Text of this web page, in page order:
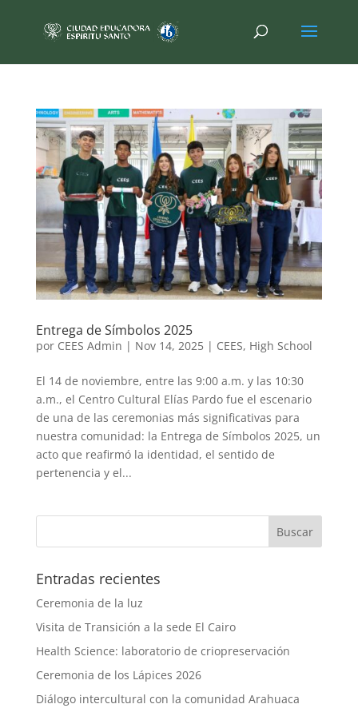
Entrega de Símbolos 2025
por CEES Admin | Nov 14, 2025| CEES, High School
El 14 de noviembre, entre las 9:00 a.m. y las 10:30
a.m., el Centro Cultural Elías Pardo fue el escenario
de una de las ceremonias más significativas para
nuestra comunidad: la Entrega de Símbolos 2025, un
acto que reafirmó la identidad, el sentido de
pertenencia y el...
Entradas recientes
Ceremonia de la luz
Visita de Transición a la sede El Cairo
Health Science: laboratorio de criopreservación
Ceremonia de los Lápices 2026
Diálogo intercultural con la comunidad Arahuaca